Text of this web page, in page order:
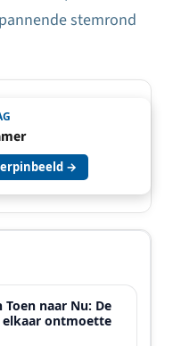
stemrond
→
naar Nu: De
elkaar ontmoette